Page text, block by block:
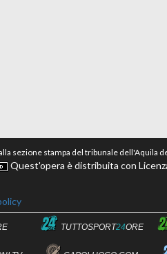
sezione stampa del tribunale dell'Aquila
Quest'opera è distribuita con
TUTTOSPORT24ORE